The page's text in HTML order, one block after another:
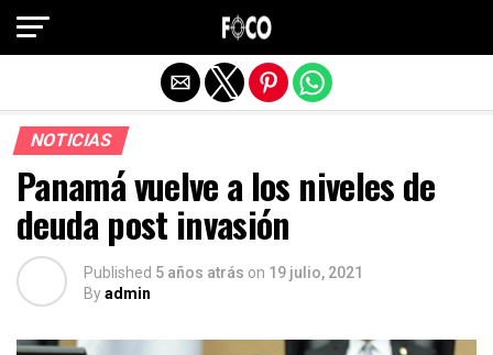
NOTICIAS
Panamá vuelve a los niveles de
deuda post invasión
Published 5 años atrás on 19 julio, 2021
Byadmin
Salir de la versión móvil